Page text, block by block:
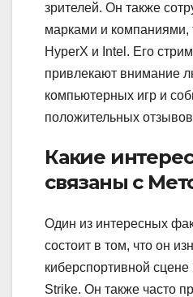
зрителей. Он также
марками и компаниями,
HyperX и Intel. Его
привлекают внимание
компьютерных игр и
положительных
Какие
связаны с
Один из интересных
состоит в том, что он
киберспортивной сцене
Strike. Он также часто